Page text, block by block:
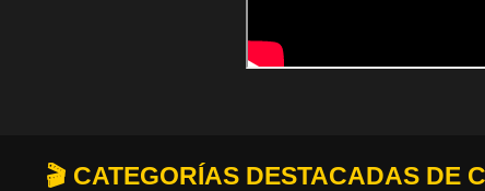
🎬 CATEGORÍAS DESTACADAS DE